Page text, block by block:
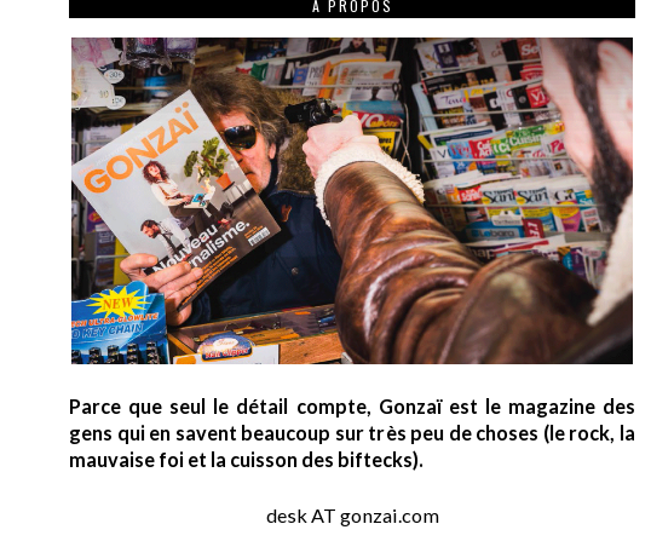
A PROPOS
Parce que seul le détail compte, Gonzaï est le magazine des
gens qui en savent beaucoup sur très peu de choses (le rock, la
mauvaise foi et la cuisson des biftecks).
desk AT gonzai.com